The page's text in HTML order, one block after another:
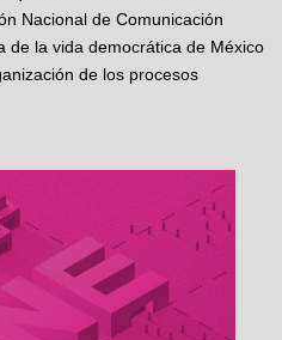
Nacional de Comunicación
de la vida democrática de México
de los procesos